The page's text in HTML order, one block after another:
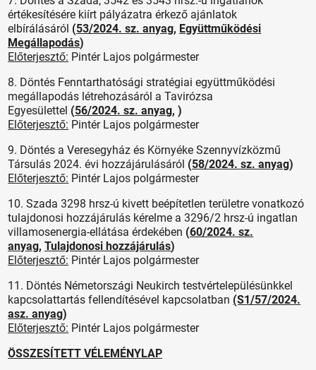
értékesítésére kiírt pályázatra érkező ajánlatok
elbírálásáról (53/2024. sz. anyag, Együttműködési
Megállapodás)
Előterjesztő: Pintér Lajos polgármester
8. Döntés Fenntarthatósági stratégiai együttműködési
megállapodás létrehozásáról a Tavirózsa
Egyesülettel (56/2024. sz. anyag, )
Előterjesztő: Pintér Lajos polgármester
9. Döntés a Veresegyház és Környéke Szennyvízközmű
Társulás 2024. évi hozzájárulásáról (58/2024. sz. anyag)
Előterjesztő: Pintér Lajos polgármester
10. Szada 3298 hrsz-ú kivett beépítetlen területre vonatkozó
tulajdonosi hozzájárulás kérelme a 3296/2 hrsz-ú ingatlan
villamosenergia-ellátása érdekében (60/2024. sz.
anyag,Tulajdonosi hozzájárulás)
Előterjesztő: Pintér Lajos polgármester
11. Döntés Németországi Neukirch testvértelepülésünkkel
kapcsolattartás fellendítésével kapcsolatban (S1/57/2024.
asz. anyag)
Előterjesztő: Pintér Lajos polgármester
ÖSSZESÍTETT VÉLEMÉNYLAP